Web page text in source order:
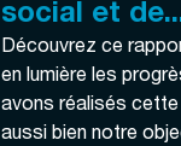
social et
Découvrez ce
en lumière les
avons réalisés cette
aussi bien notre